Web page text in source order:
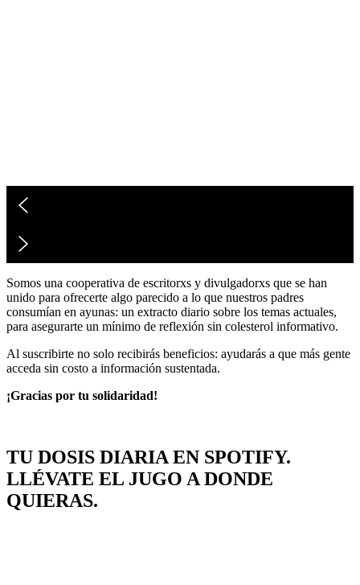
Somos una cooperativa de escritorxs y divulgadorxs que se han
unido para ofrecerte algo parecido a lo que nuestros padres
consumían en ayunas: un extracto diario sobre los temas actuales,
para asegurarte un mínimo de reflexión sin colesterol informativo.
Al suscribirte no solo recibirás beneficios: ayudarás a que más gente
acceda sin costo a información sustentada.
¡Gracias por tu solidaridad!
TU DOSIS DIARIA EN SPOTIFY.
LLÉVATE EL JUGO A DONDE
QUIERAS.